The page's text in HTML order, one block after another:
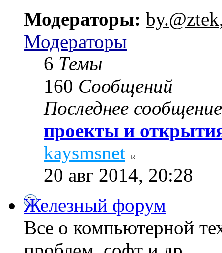
Модераторы: by.@ztek
Модераторы
6 Темы
160 Сообщений
Последнее сообщение
проекты и
kaysmsnet
20 авг 2014, 20:28
Железный форум
Все о компьютерной